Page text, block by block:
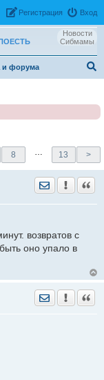
Вход
Рeгиcтpaция
Новости
Сибмамы
и форума
8 … 13 >
Отправить
возвратов с
оно упало в
Отправить